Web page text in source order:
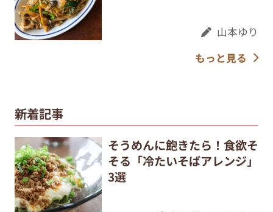
山本ゆり
もっと見る
新着記事
そうめんに飽きたら！食欲そ
そる「冷たいそばアレンジ」
3選